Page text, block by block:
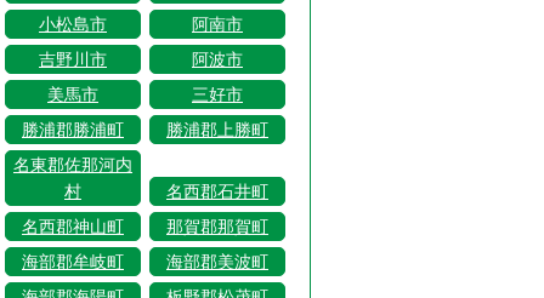
小松島市
阿南市
吉野川市
阿波市
美馬市
三好市
勝浦郡勝浦町
勝浦郡上勝町
名東郡佐那河内
村
名西郡石井町
名西郡神山町
那賀郡那賀町
海部郡牟岐町
海部郡美波町